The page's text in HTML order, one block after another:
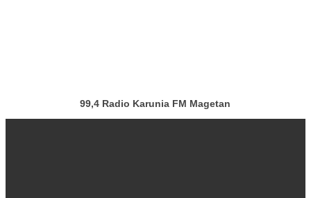
99,4 Radio Karunia FM Magetan